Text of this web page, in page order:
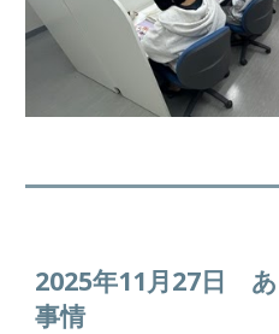
2025年11月27日
事情